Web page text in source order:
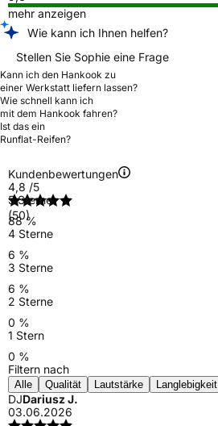
mehr anzeigen
Wie kann ich Ihnen helfen?
Stellen Sie Sophie eine Frage
Kann ich den Hankook zu
einer Werkstatt liefern lassen?
Wie schnell kann ich
mit dem Hankook fahren?
Ist das ein
Runflat-Reifen?
Kundenbewertungen
4,8 /5
(50)
5 Sterne
88 %
4 Sterne
6 %
3 Sterne
6 %
2 Sterne
0 %
1 Stern
0 %
Filtern nach
Alle Qualität Lautstärke Langlebigkeit
DJDariusz J.
03.06.2026